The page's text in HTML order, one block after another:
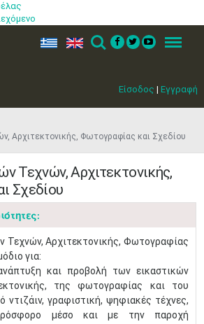
Είσοδος | Εγγραφή
ελ en Search Menu
Αρχιτεκτονικής, Φωτογραφίας και Σχεδίου
Τεχνών, Αρχιτεκτονικής,
Σχεδίου
Τεχνών, Αρχιτεκτονικής, Φωτογραφίας
για:
και προβολή των εικαστικών
της φωτογραφίας και του
ντιζάιν, γραφιστική, ψηφιακές τέχνες,
μέσο και με την παροχή